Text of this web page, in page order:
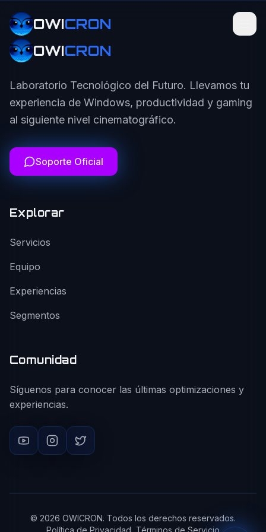
OWICRON
OWICRON
Laboratorio Tecnológico del Futuro. Llevamos tu
experiencia de Windows, productividad y gaming
al siguiente nivel cinematográfico.
Soporte Oficial
Explorar
Servicios
Equipo
Experiencias
Segmentos
Comunidad
Síguenos para conocer las últimas optimizaciones y
experiencias.
© 2026 OWICRON. Todos los derechos reservados.
Política de Privacidad Términos de Servicio